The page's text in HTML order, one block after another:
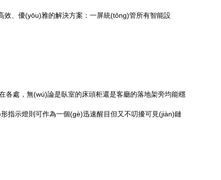
、優(yōu)雅的解決方案：一屏統(tǒng)管所有智能設
處，無(wú)論是臥室的床頭柜還是客廳的落地架旁均能穩
指示燈則可作為一個(gè)迅速醒目但又不叨擾可見(jiàn)鏈